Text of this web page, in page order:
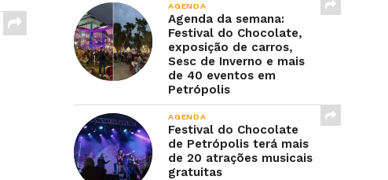
AGENDA
Agenda da semana:
Festival do Chocolate,
exposição de carros,
Sesc de Inverno e mais
de 40 eventos em
Petrópolis
AGENDA
Festival do Chocolate
de Petrópolis terá mais
de 20 atrações musicais
gratuitas